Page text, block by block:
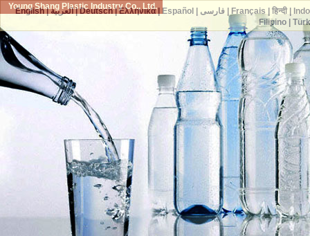
Young Shang Plastic Industry Co., Ltd.
English|العربية|Deutsch|Ελληνικά| Español فارسی| Français हिन्दी|
Filipino|